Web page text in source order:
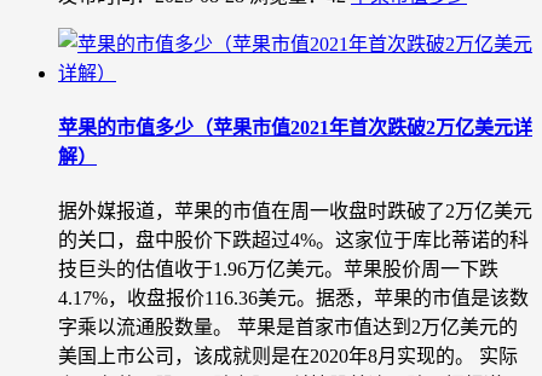
苹果的市值多少（苹果市值2021年首次跌破2万亿美元详
解）
据外媒报道，苹果的市值在周一收盘时跌破了2万亿美元
的关口，盘中股价下跌超过4%。这家位于库比蒂诺的科
技巨头的估值收于1.96万亿美元。苹果股价周一下跌
4.17%，收盘报价116.36美元。据悉，苹果的市值是该数
字乘以流通股数量。 苹果是首家市值达到2万亿美元的
美国上市公司，该成就则是在2020年8月实现的。 实际